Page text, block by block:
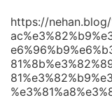
https://nehan.blog/